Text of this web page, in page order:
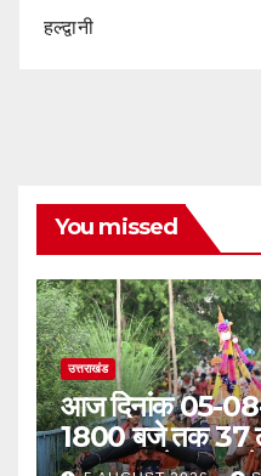
हल्द्वानी
You missed
उत्तराखंड
आज दिनांक 05-
1800 बजे तक 37
भक्त जल लेकर अपने